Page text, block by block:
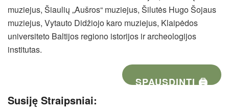
muziejus, Šiaulių „Aušros“ muziejus, Šilutės Hugo Šojaus
muziejus, Vytauto Didžiojo karo muziejus, Klaipėdos
universiteto Baltijos regiono istorijos ir archeologijos
institutas.
SPAUSDINTI 🖨
Susiję Straipsniai: